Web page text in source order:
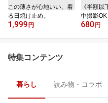
この薄さが心地いい、着
る日焼け止め。
1,999 円
《半額
中撮影
ース
680 円
特集コンテンツ
暮らし 読み物・コラボ